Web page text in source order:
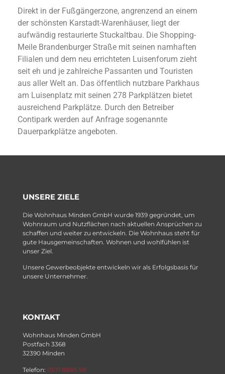
Direkt in der Fußgängerzone, angrenzend an einem
der schönsten Karstadt-Warenhäuser, liegt der
aufwändig restaurierte Stuckaltbau. Die Shopping-
Meile Brandenburger Straße mit seinen namhaften
Filialen und dem neu errichteten Luisenforum zieht
seit eh und je zahlreiche Passanten und Touristen
aus aller Welt an. Das öffentlich nutzbare Parkhaus
am Luisenplatz mit seinen 278 Parkplätzen bietet
ausreichend Parkplätze. Durch den Betreiber
Contipark werden auf Anfrage sogenannte
Dauerparkplätze angeboten.
UNSERE ZIELE
Die Wohnhaus Minden GmbH wurde 1939 gegründet, um
Wohnraum und Nutzflächen nach aktuellen Ansprüchen zu
schaffen und weiter zu entwickeln. Die Wohnhaus steht für
gute Hausgemeinschaften. Wohnen und wohlfühlen ist
unser Ziel.
Unsere Gewerbeobjekte entwickeln wir als Erfolgsbasis für
unsere Unternehmer.
KONTAKT
Wohnhaus Minden GmbH
Postfach 3368
32390 Minden
Telefon: 0571 8885 58